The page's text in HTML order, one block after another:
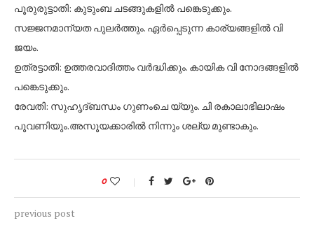
പൂരുരുട്ടാതി: കുടുംബ ചടങ്ങുകളിൽ പങ്കെടുക്കും.
സജ്ജനമാന്യത പുലർത്തും. ഏർപ്പെടുന്ന കാര്യങ്ങളിൽ വി
ജയം.
ഉത്രട്ടാതി: ഉത്തരവാദിത്തം വർദ്ധിക്കും. കായിക വി നോദങ്ങളിൽ
പങ്കെടുക്കും.
രേവതി: സുഹൃദ്ബന്ധം ഗുണംചെ യ്യും. ചി രകാലാഭിലാഷം
പൂവണിയും.അസൂയക്കാരിൽ നിന്നും ശല്യ മുണ്ടാകും.
0
previous post